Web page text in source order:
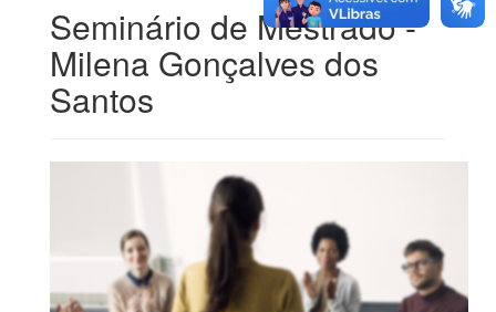
Seminário de Mestrado -
Milena Gonçalves dos
Santos